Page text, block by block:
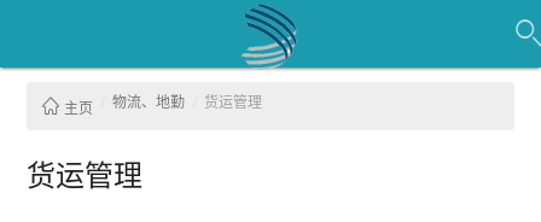
主页 物流、地勤 货运管理
货运管理